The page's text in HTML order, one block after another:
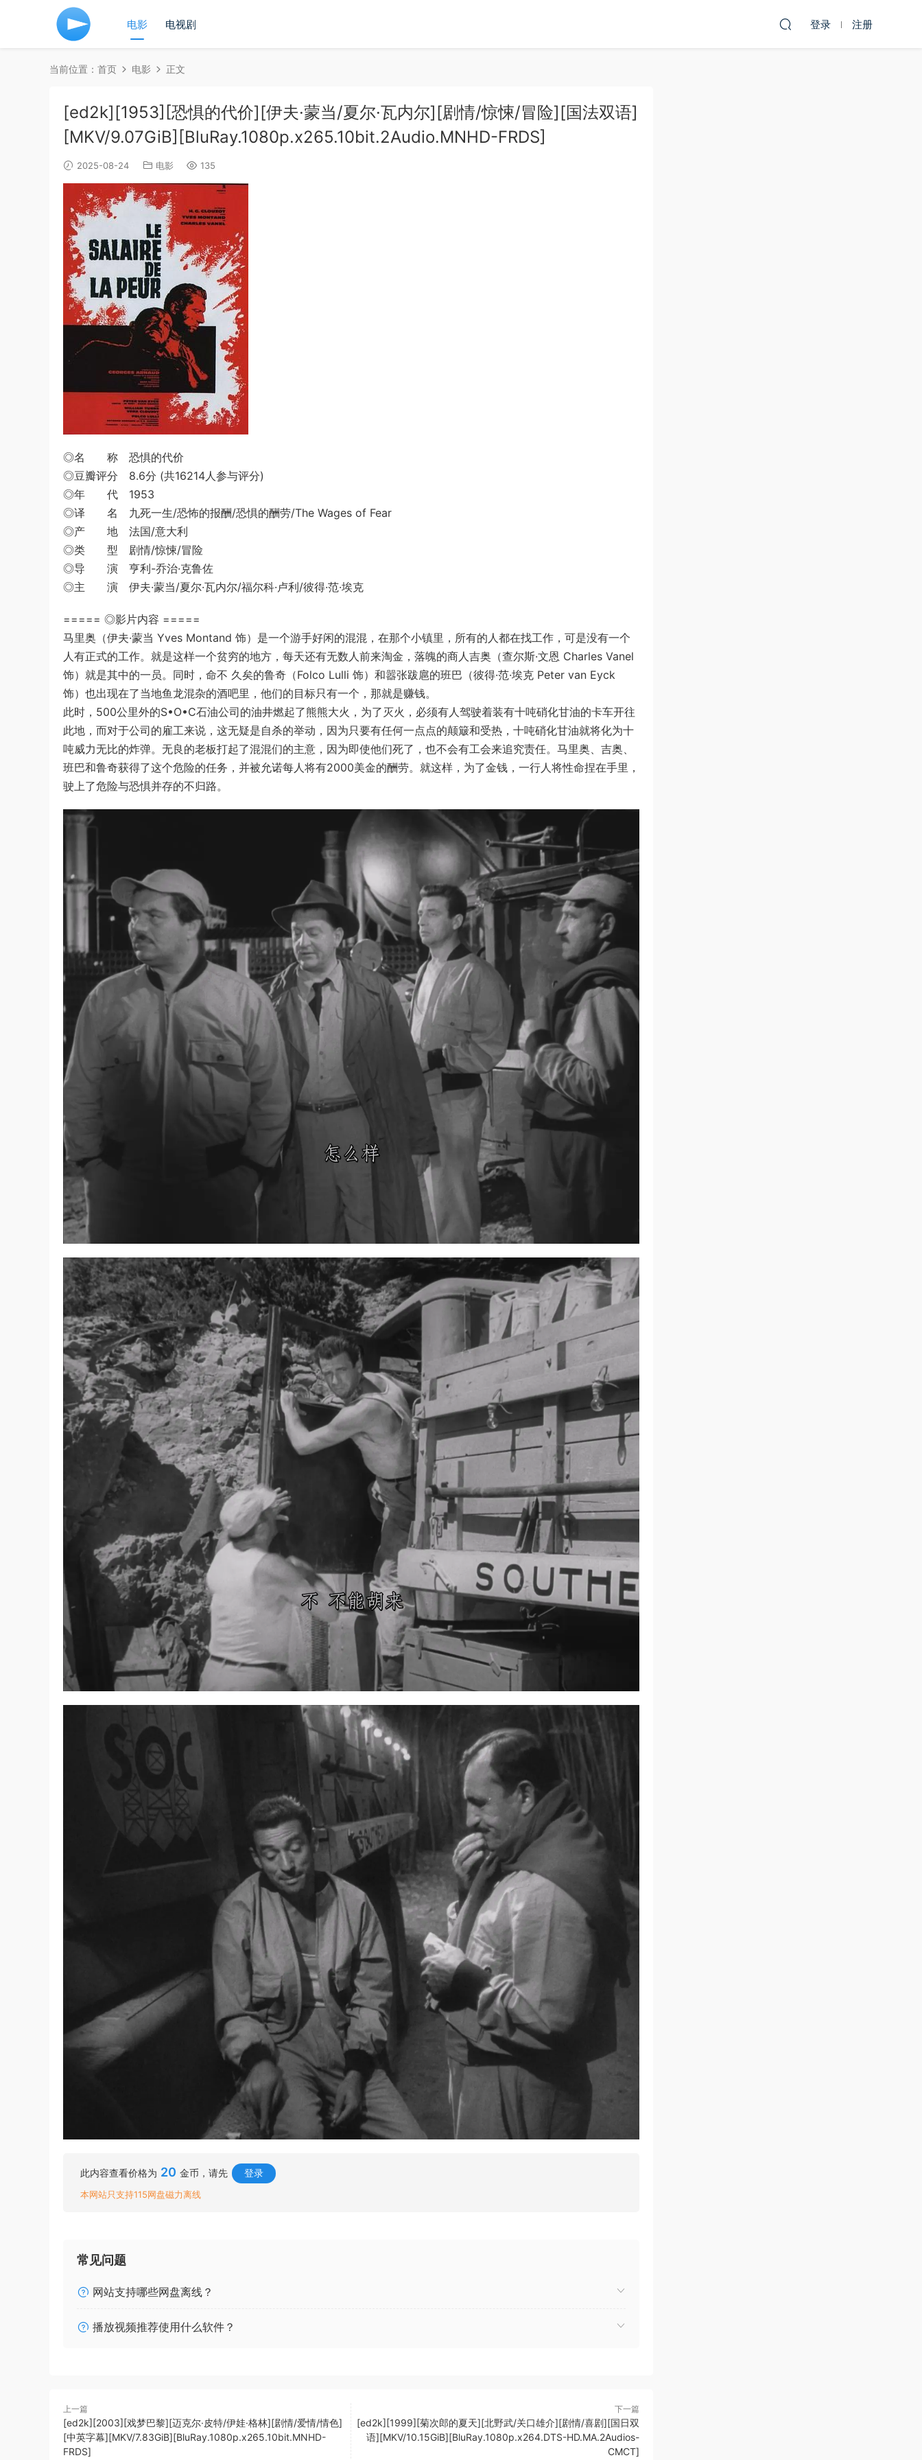
电影 电视剧 登录 注册
当前位置： 首页 电影 正文
[ed2k][1953][恐惧的代价][伊夫·蒙当/夏尔·瓦内尔][剧情/惊悚/冒险][国法双语]
[MKV/9.07GiB][BluRay.1080p.x265.10bit.2Audio.MNHD-FRDS]
2025-08-24 电影 135
◎名 称 恐惧的代价
◎豆瓣评分 8.6分 (共16214人参与评分)
◎年 代 1953
◎译 名 九死一生/恐怖的报酬/恐惧的酬劳/The Wages of Fear
◎产 地 法国/意大利
◎类 型 剧情/惊悚/冒险
◎导 演 亨利-乔治·克鲁佐
◎主 演 伊夫·蒙当/夏尔·瓦内尔/福尔科·卢利/彼得·范·埃克
===== ◎影片内容 =====
马里奥（伊夫·蒙当 Yves Montand 饰）是一个游手好闲的混混，在那个小镇里，所有的人都在找工作，可是没有一个
人有正式的工作。就是这样一个贫穷的地方，每天还有无数人前来淘金，落魄的商人吉奥（查尔斯·文恩 Charles Vanel
饰）就是其中的一员。同时，命不 久矣的鲁奇（Folco Lulli 饰）和嚣张跋扈的班巴（彼得·范·埃克 Peter van Eyck
饰）也出现在了当地鱼龙混杂的酒吧里，他们的目标只有一个，那就是赚钱。
此时，500公里外的S•O•C石油公司的油井燃起了熊熊大火，为了灭火，必须有人驾驶着装有十吨硝化甘油的卡车开往
此地，而对于公司的雇工来说，这无疑是自杀的举动，因为只要有任何一点点的颠簸和受热，十吨硝化甘油就将化为十
吨威力无比的炸弹。无良的老板打起了混混们的主意，因为即使他们死了，也不会有工会来追究责任。马里奥、吉奥、
班巴和鲁奇获得了这个危险的任务，并被允诺每人将有2000美金的酬劳。就这样，为了金钱，一行人将性命捏在手里，
驶上了危险与恐惧并存的不归路。
此内容查看价格为 20 金币，请先 登录
本网站只支持115网盘磁力离线
常见问题
网站支持哪些网盘离线？
播放视频推荐使用什么软件？
上一篇
[ed2k][2003][戏梦巴黎][迈克尔·皮特/伊娃·格林][剧情/爱情/情色]
[中英字幕][MKV/7.83GiB][BluRay.1080p.x265.10bit.MNHD-
FRDS]
下一篇
[ed2k][1999][菊次郎的夏天][北野武/关口雄介][剧情/喜剧][国日双
语][MKV/10.15GiB][BluRay.1080p.x264.DTS-HD.MA.2Audios-
CMCT]